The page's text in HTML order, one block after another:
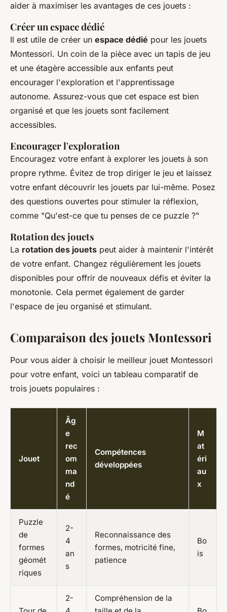
aider à maximiser les avantages de ces jouets :
Créer un espace dédié
Il est utile de créer un espace dédié pour les jouets
Montessori. Un coin de la pièce avec un tapis de jeu
et une étagère accessible aux enfants peut
encourager l'exploration et l'apprentissage
autonome. Assurez-vous que cet espace est bien
organisé et que les jouets sont facilement
accessibles.
Encourager l'exploration
Encouragez votre enfant à explorer les jouets à son
propre rythme. Évitez de trop diriger le jeu et laissez
votre enfant découvrir les jouets par lui-même. Posez
des questions ouvertes pour stimuler la réflexion,
comme "Qu'est-ce que tu penses de ce puzzle ?"
Rotation des jouets
La rotation des jouets peut aider à maintenir l'intérêt
de votre enfant. Changez régulièrement les jouets
disponibles pour offrir de nouveaux défis et éviter la
monotonie. Cela permet également de garder
l'espace de jeu organisé et stimulant.
Comparaison des jouets Montessori
Pour vous aider à choisir le meilleur jouet Montessori
pour votre enfant, voici un tableau comparatif de
trois jouets populaires :
Jouet
Âg
e
rec
om
ma
nd
é
Compétences
développées
M
at
éri
au
x
Puzzle
de
formes
géomét
riques
2-
4
an
s
Reconnaissance des
formes, motricité fine,
patience
Bo
is
2-
Compréhension de la